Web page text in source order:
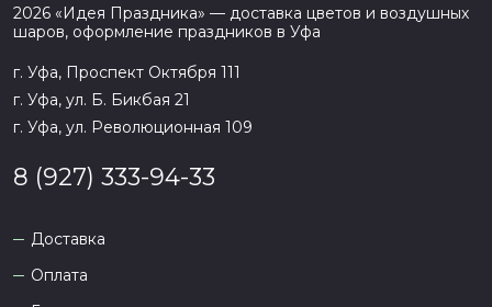
2026 «Идея Праздника» — доставка цветов и воздушных
шаров, оформление праздников в Уфа
г. Уфа, Проспект Октября 111
г. Уфа, ул. Б. Бикбая 21
г. Уфа, ул. Революционная 109
8 (927) 333-94-33
Доставка
Оплата